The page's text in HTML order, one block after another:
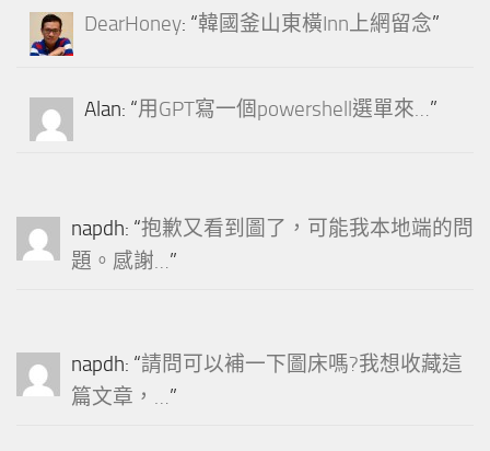
DearHoney: “韓國釜山東橫Inn上網留念”
Alan: “用GPT寫一個powershell選單來…”
napdh: “抱歉又看到圖了，可能我本地端的問
題。感謝…”
napdh: “請問可以補一下圖床嗎?我想收藏這
篇文章，…”